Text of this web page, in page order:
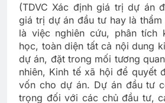
(TDVC Xác định giá trị dự án
giá trị dự án đầu tư hay là
là việc nghiên cứu, phân tích
học, toàn diện tất cả nội dung
dự án, đặt trong mối tương
nhiên, Kinh tế xã hội để quyết
vốn cho dự án. Dự án đầu tư
trọng đối với các chủ đầu tư,